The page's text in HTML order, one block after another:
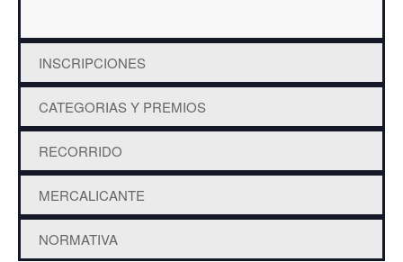
INSCRIPCIONES
CATEGORIAS Y PREMIOS
RECORRIDO
MERCALICANTE
NORMATIVA